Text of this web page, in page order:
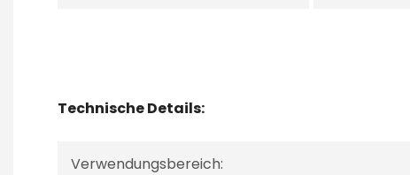
Technische Details:
Verwendungsbereich: